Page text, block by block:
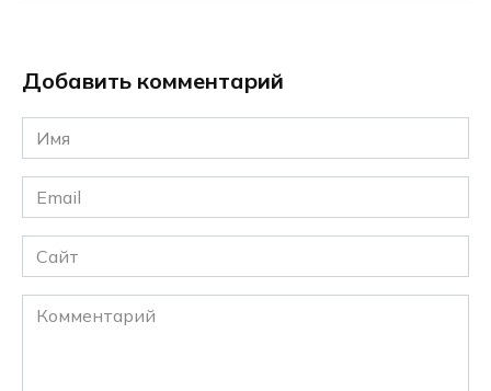
Добавить комментарий
Имя
*
Email
*
Сайт
Комментарий